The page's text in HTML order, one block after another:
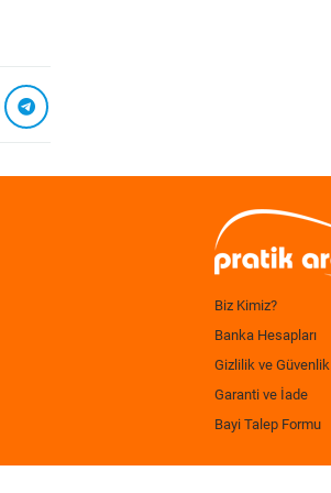
Biz Kimiz?
Banka Hesapları
Gizlilik ve Güvenlik
Garanti ve İade
Bayi Talep Formu